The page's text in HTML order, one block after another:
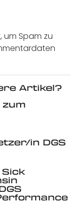
um Spam zu
Artikel?
in DGS
Sick